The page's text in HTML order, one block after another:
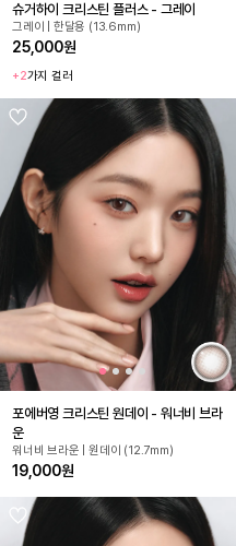
슈거하이 크리스틴 플러스 - 그레이
그레이 | 한달용 (13.6mm)
25,000원
+2가지 컬러
포에버영 크리스틴 원데이 - 워너비 브라
운
워너비 브라운 | 원데이 (12.7mm)
19,000원